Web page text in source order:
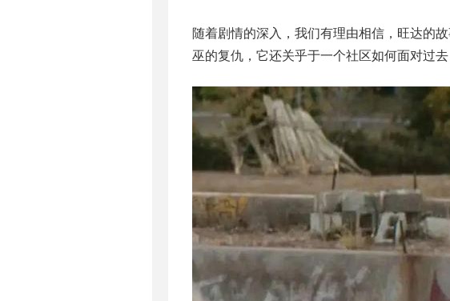
随着剧情的深入，我们有理由相信，旺达的
巫的复仇，它还关乎于一个社区如何面对过